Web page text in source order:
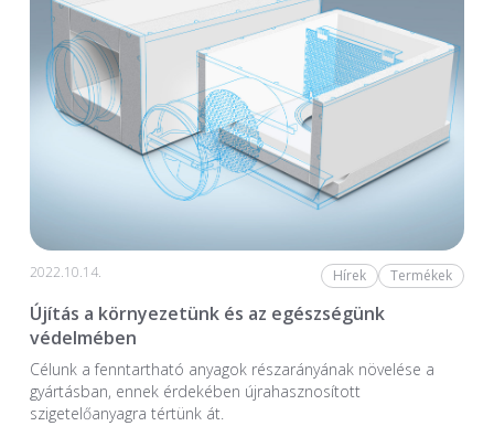
2022.10.14. Hírek Termékek
Újítás a környezetünk és az egészségünk
védelmében
Célunk a fenntartható anyagok részarányának növelése a
gyártásban, ennek érdekében újrahasznosított
szigetelőanyagra tértünk át.